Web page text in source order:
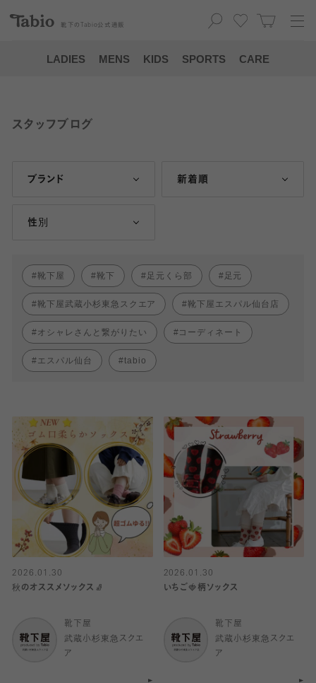
靴下の Tabio 公式通販
LADIES MENS KIDS SPORTS CARE
スタッフブログ
ブランド 新着順
性別
靴下屋 靴下 足元くら部 足元
靴下屋武蔵小杉東急スクエア 靴下屋エスパル仙台店
オシャレさんと繋がりたい コーディネート
エスパル仙台 tabio
2026.01.30
秋のオススメソックス🧦
靴下屋
武蔵小杉東急スクエ
ア
2026.01.30
いちご🍓柄ソックス
靴下屋
武蔵小杉東急スクエ
ア